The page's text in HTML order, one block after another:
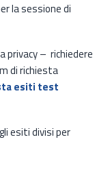
la sessione di
privacy – richiedere
di richiesta
esiti test
esiti divisi per